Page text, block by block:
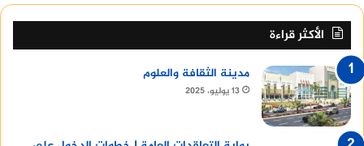
الأكثر قراءة
مدينة الثقافة والعلوم
13 يوليو، 2025